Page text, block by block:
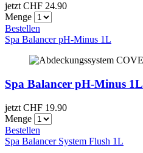
jetzt CHF 24.90
Menge
Bestellen
Spa Balancer pH-Minus 1L
Spa Balancer pH-Minus 1L
jetzt CHF 19.90
Menge
Bestellen
Spa Balancer System Flush 1L